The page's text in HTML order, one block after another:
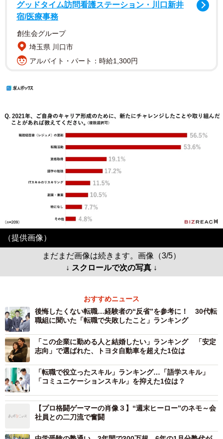
グッドタイム訪問看護ステーション・川口新井
宿/医療事務
創生会グループ
埼玉県 川口市
アルバイト・パート：時給1,300円
（提供画像）
まだまだ画像は続きます。画像（3/5）
↓ スクロールで次の写真 ↓
おすすめニュース
後悔したくない転職…経験者の“反省”を参考に！ 30代転
職組に聞いた「転職で失敗したこと」ランキング
「この企業に勤める人と結婚したい」ランキング 「安定
志向」で選ばれた、トヨタ自動車を超えた1位は
「転職で役立ったスキル」ランキング…「語学スキル」
「コミュニケーションスキル」を抑えた1位は？
【プロ格闘ゲーマーの肖像３】“週末ヒーロー”のネモ～会
社員との二刀流で奮闘